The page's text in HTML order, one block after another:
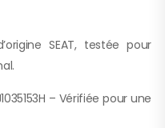
SEAT, testée pour
– Vérifiée pour une